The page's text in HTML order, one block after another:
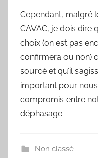
Cependant, malgré
CAVAC, je dois dire
choix (on est pas
confirmera ou non)
sourcé et qu’il
important pour
compromis entre
déphasage.
Non classé